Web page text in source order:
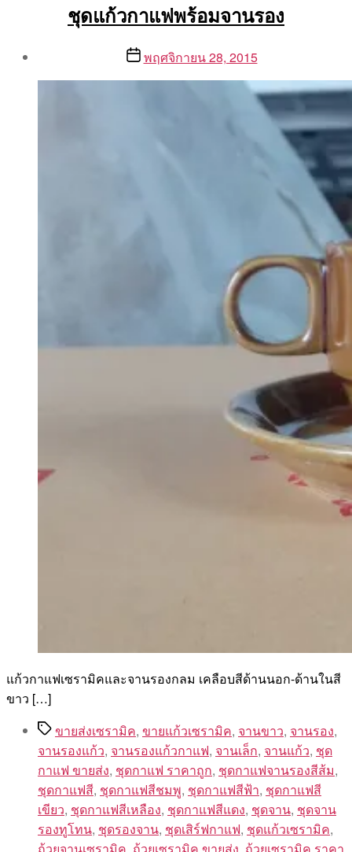
ชุดแก้วกาแฟพร้อมจานรอง
By
Postพฤศจิกายน 28, 2015
แก้วกาแฟเซรามิคและจานรองกลม เคลือบสีด้านนอก-ด้านในสี
ขาว […]
Tagsขายส่งเซรามิค, ขายแก้วเซรามิค, จานขาว, จานรอง,
จานรองแก้ว, จานรองแก้วกาแฟ, จานเล็ก, จานแก้ว, ชุด
กาแฟ ขายส่ง, ชุดกาแฟ ราคาถูก, ชุดกาแฟจานรองสีส้ม,
ชุดกาแฟสี, ชุดกาแฟสีชมพู, ชุดกาแฟสีฟ้า, ชุดกาแฟสี
เขียว, ชุดกาแฟสีเหลือง, ชุดกาแฟสีแดง, ชุดจาน, ชุดจาน
รองทูโทน, ชุดรองจาน, ชุดเสิร์ฟกาแฟ, ชุดแก้วเซรามิค,
ถ้วยจานเซรามิค ถ้วยเซรามิค ขายส่ง ถ้วยเซรามิค ราคา